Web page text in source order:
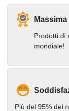
Prodotti di
mondiale!
Più del 95% dei